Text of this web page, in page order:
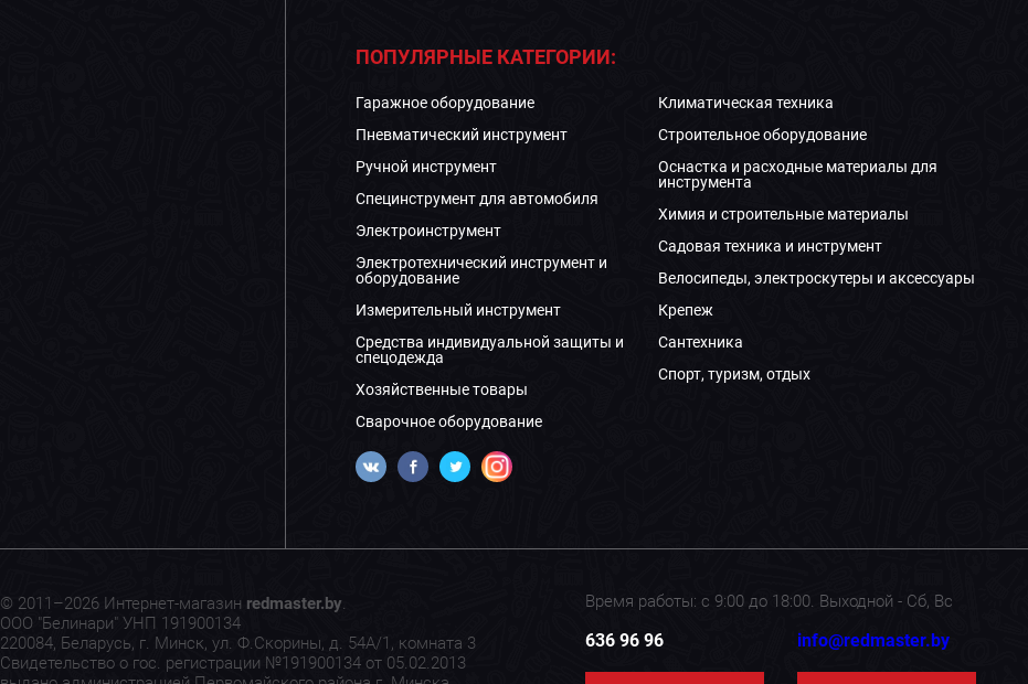
ПОПУЛЯРНЫЕ КАТЕГОРИИ:
Гаражное оборудование
Пневматический инструмент
Ручной инструмент
Специнструмент для автомобиля
Электроинструмент
Электротехнический инструмент и
оборудование
Измерительный инструмент
Средства индивидуальной защиты и
спецодежда
Хозяйственные товары
Сварочное оборудование
Климатическая техника
Строительное оборудование
Оснастка и расходные материалы для
инструмента
Химия и строительные материалы
Садовая техника и инструмент
Велосипеды, электроскутеры и аксессуары
Крепеж
Сантехника
Спорт, туризм, отдых
© 2011–2026 Интернет-магазин redmaster.by.
ООО "Белинари" УНП 191900134
220084, Беларусь, г. Минск, ул. Ф.Скорины, д. 54А/1, комната 3
Свидетельство о гос. регистрации №191900134 от 05.02.2013
Время работы: с 9:00 до 18:00. Выходной - Сб, Вс
636 96 96 info@redmaster.by